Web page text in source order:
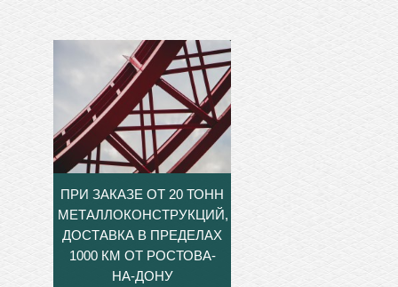
ПРИ ЗАКАЗЕ ОТ 20 ТОНН
МЕТАЛЛОКОНСТРУКЦИЙ,
ДОСТАВКА В ПРЕДЕЛАХ
1000 КМ ОТ РОСТОВА-
НА-ДОНУ